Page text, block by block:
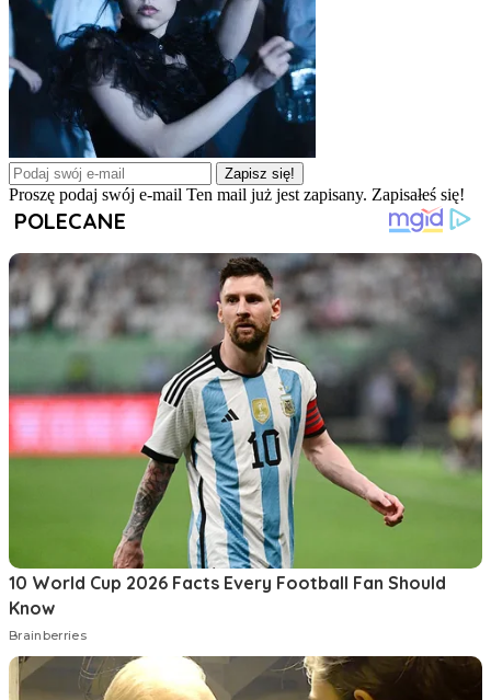
Zapisz się!
Proszę podaj swój e-mail Ten mail już jest zapisany. Zapisałeś się!